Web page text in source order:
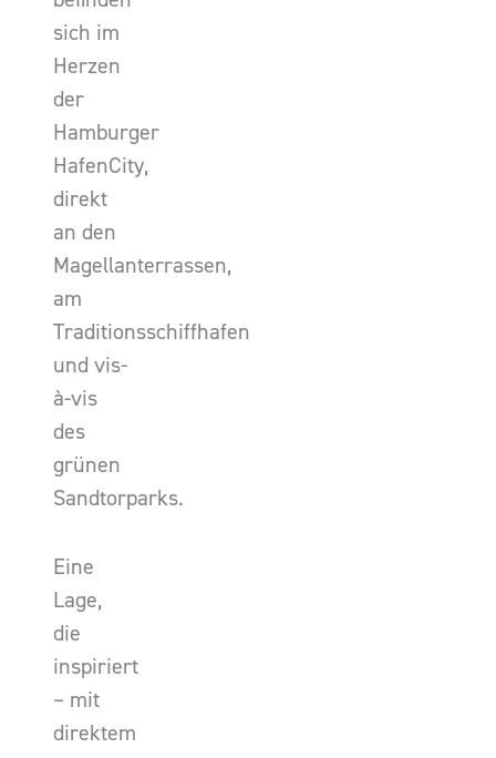
sich im
Herzen
der
Hamburger
HafenCity,
direkt
an den
Magellanterrassen,
am
Traditionsschiffhafen
und vis-
à-vis
des
grünen
Sandtorparks.
Eine
Lage,
die
inspiriert
– mit
direktem